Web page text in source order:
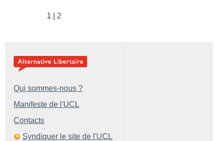
1 2
Qui sommes-nous ?
Manifeste de l'UCL
Contacts
Syndiquer le site de l'UCL